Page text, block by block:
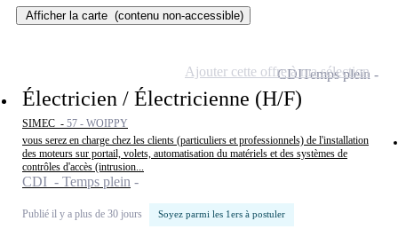
Afficher la carte (contenu non-accessible)
Électricien / Électricienne (H/F)
SIMEC - 57 - WOIPPY
vous serez en charge chez les clients (particuliers et professionnels) de l'installation
des moteurs sur portail, volets, automatisation du matériels et des systèmes de
contrôles d'accès (intrusion...
CDI - Temps plein
Publié il y a plus de 30 jours Soyez parmi les 1ers à postuler
CDITemps plein
Ajouter cette offre à ma sélection